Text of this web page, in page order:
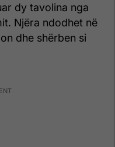
dy tavolina nga
Njëra ndodhet në
dhe shërben si